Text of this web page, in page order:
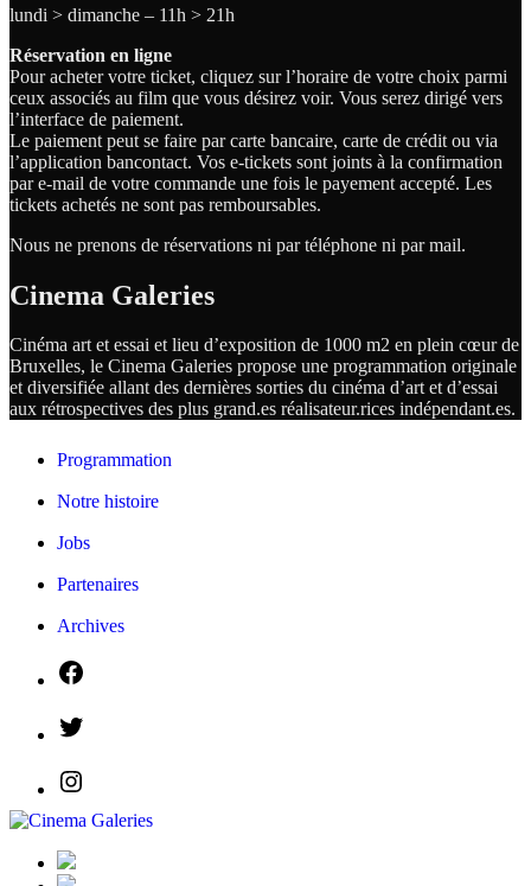
lundi > dimanche – 11h > 21h
Réservation en ligne
Pour acheter votre ticket, cliquez sur l’horaire de votre choix parmi
ceux associés au film que vous désirez voir. Vous serez dirigé vers
l’interface de paiement.
Le paiement peut se faire par carte bancaire, carte de crédit ou via
l’application bancontact. Vos e-tickets sont joints à la confirmation
par e-mail de votre commande une fois le payement accepté. Les
tickets achetés ne sont pas remboursables.
Nous ne prenons de réservations ni par téléphone ni par mail.
Cinema Galeries
Cinéma art et essai et lieu d’exposition de 1000 m2 en plein cœur de
Bruxelles, le Cinema Galeries propose une programmation originale
et diversifiée allant des dernières sorties du cinéma d’art et d’essai
aux rétrospectives des plus grand.es réalisateur.rices indépendant.es.
Programmation
Notre histoire
Jobs
Partenaires
Archives